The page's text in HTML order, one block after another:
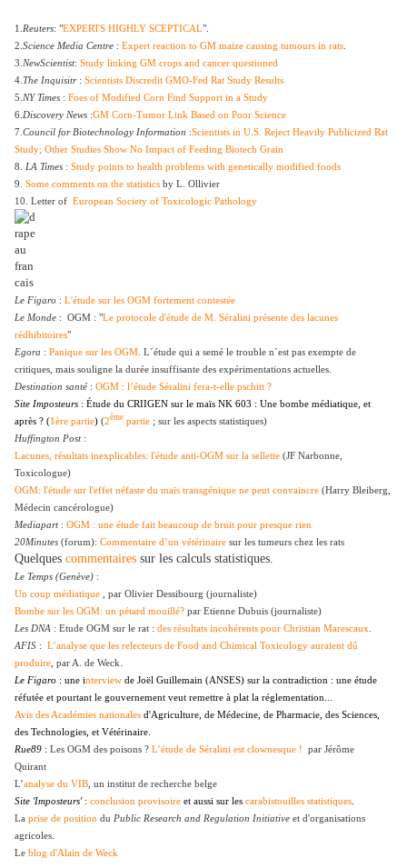
1. Reuters: "EXPERTS HIGHLY SCEPTICAL".
2. Science Media Centre : Expert reaction to GM maize causing tumours in rats
3. NewScientist: Study linking GM crops and cancer questioned
4. The Inquisitr: Scientists Discredit GMO-Fed Rat Study Results
5. NY Times : Foes of Modified Corn Find Support in a Study
6. Discovery News :GM Corn-Tumor Link Based on Poor Science
7. Council for Biotechnology Information :Scientists in U.S. Reject Heavily Publicized Rat
Study; Other Studies Show No Impact of Feeding Biotech Grain
8. LA Times : Study points to health problems with genetically modified foods
9. Some comments on the statistics by L. Ollivier
10. Letter of European Society of Toxicologic Pathology
Le Figaro : L'étude sur les OGM fortement contestée
Le Monde : OGM : "Le protocole d'étude de M. Séralini présente des lacunes
rédhibitoires"
Egora : Panique sur les OGM . L´étude qui a semé le trouble n´est pas exempte de
critiques, mais souligne la durée insuffisante des expérimentations actuelles.
Destination santé : OGM : l’étude Séralini fera-t-elle pschitt ?
Site Imposteurs : Étude du CRIIGEN sur le maïs NK 603 : Une bombe médiatique, et
après ? (1ère partie) (2ème partie ; sur les aspects statistiques)
Huffington Post :
Lacunes, résultats inexplicables: l'étude anti-OGM sur la sellette (JF Narbonne,
Toxicologue)
OGM: l'étude sur l'effet néfaste du maïs transgénique ne peut convaincre (Harry Bleiberg,
Médecin cancérologue)
Mediapart : OGM : une étude fait beaucoup de bruit pour presque rien
20Minutes (forum): Commentaire d’un vétérinaire sur les tumeurs chez les rats
Quelques commentaires sur les calculs statistiques.
Le Temps (Genève) :
Un coup médiatique
, par Olivier Dessibourg (journaliste)
Bombe sur les OGM: un pétard mouillé? par Etienne Dubuis (journaliste)
Les DNA : Etude OGM sur le rat : des résultats incohérents pour Christian Marescaux
AFIS : L’analyse que les relecteurs de Food and Chimical Toxicology auraient dû
produire , par A. de Weck.
Le Figaro : une interview de Joël Guillemain (ANSES) sur la contradiction : une étude
réfutée et pourtant le gouvernement veut remettre à plat la réglementation...
Avis des Académies nationales d'Agriculture, de Médecine, de Pharmacie, des Sciences,
des Technologies, et Vétérinaire.
Rue89 : Les OGM des poisons ? L’étude de Séralini est clownesque !
par Jérôme
Quirant
L’analyse du VIB , un institut de recherche belge
Site 'Imposteurs': conclusion provisoire et aussi sur les carabistouilles statistiques
La prise de position du Public Research and Regulation Initiative et d'organisations
agricoles.
Le blog d'Alain de Weck